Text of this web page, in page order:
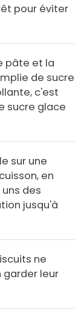
pour éviter
pâte et la
de sucre
c'est
sucre glace
sur une
en
des
jusqu'à
ne
garder leur